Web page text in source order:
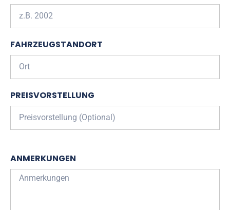
FAHRZEUGSTANDORT
PREISVORSTELLUNG
ANMERKUNGEN